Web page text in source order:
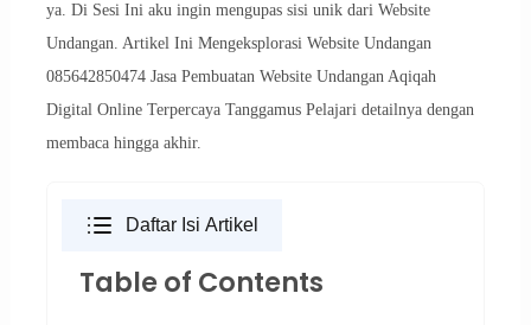
ya. Di Sesi Ini aku ingin mengupas sisi unik dari Website
Undangan. Artikel Ini Mengeksplorasi Website Undangan
085642850474 Jasa Pembuatan Website Undangan Aqiqah
Digital Online Terpercaya Tanggamus Pelajari detailnya dengan
membaca hingga akhir.
Daftar Isi Artikel
Table of Contents